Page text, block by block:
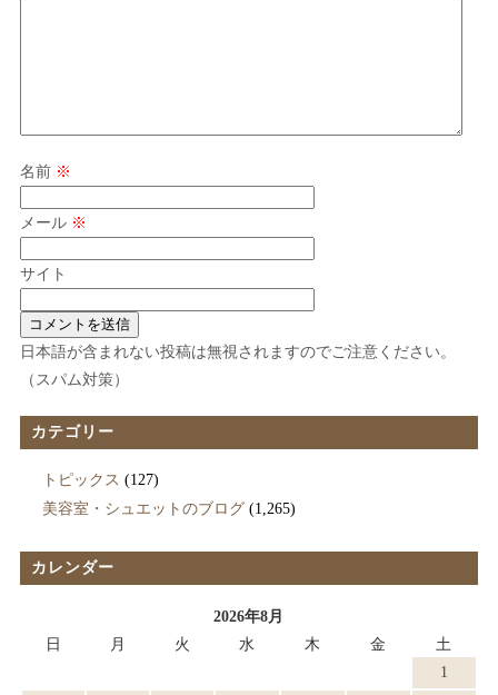
名前 ※
メール ※
サイト
日本語が含まれない投稿は無視されますのでご注意ください。
（スパム対策）
カテゴリー
トピックス (127)
美容室・シュエットのブログ(1,265)
カレンダー
2026年8月
日
月 火 水 木 金
土
1